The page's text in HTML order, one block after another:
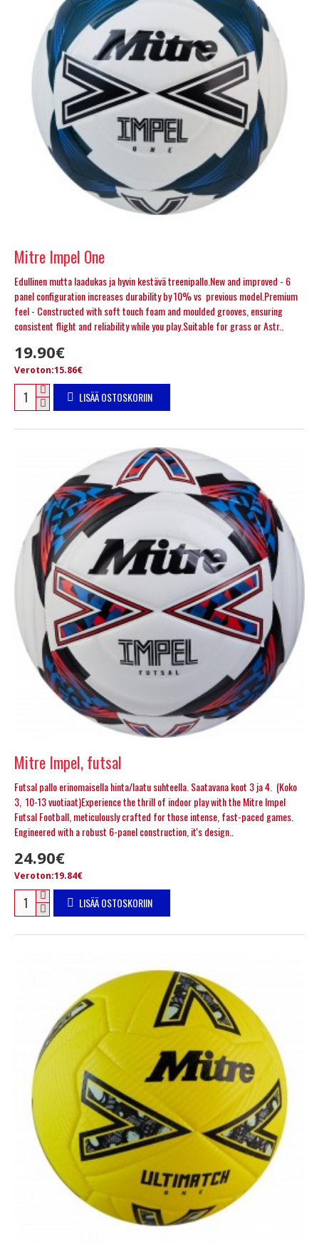
Mitre Impel One
Edullinen mutta laadukas ja hyvin kestävä treenipallo.New and improved - 6
panel configuration increases durability by 10% vs previous model.Premium
feel - Constructed with soft touch foam and moulded grooves, ensuring
consistent flight and reliability while you play.Suitable for grass or Astr..
19.90€
Veroton:15.86€
LISÄÄ OSTOSKORIIN
Mitre Impel, futsal
Futsal pallo erinomaisella hinta/laatu suhteella. Saatavana koot 3 ja 4. (Koko
3, 10-13 vuotiaat)Experience the thrill of indoor play with the Mitre Impel
Futsal Football, meticulously crafted for those intense, fast-paced games.
Engineered with a robust 6-panel construction, it's design..
24.90€
Veroton:19.84€
LISÄÄ OSTOSKORIIN